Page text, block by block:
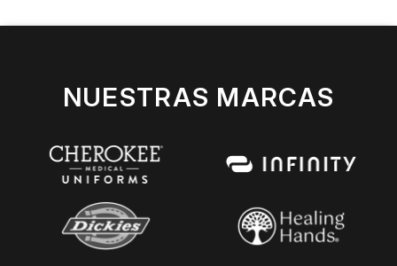
NUESTRAS MARCAS